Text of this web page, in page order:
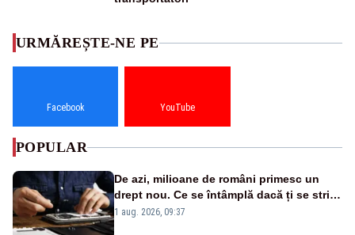
URMĂREȘTE-NE PE
Facebook YouTube
POPULAR
De azi, milioane de români primesc un
drept nou. Ce se întâmplă dacă ți se strică
un produs
1 aug. 2026, 09:37